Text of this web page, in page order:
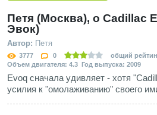
Петя (Москва), о Cadillac
Эвок)
Автор: Петя
3777 0
общий
Объем двигателя: 4.3 Год выпуска: 2009
Evoq сначала удивляет - хотя
усилия к "омолаживанию" своего